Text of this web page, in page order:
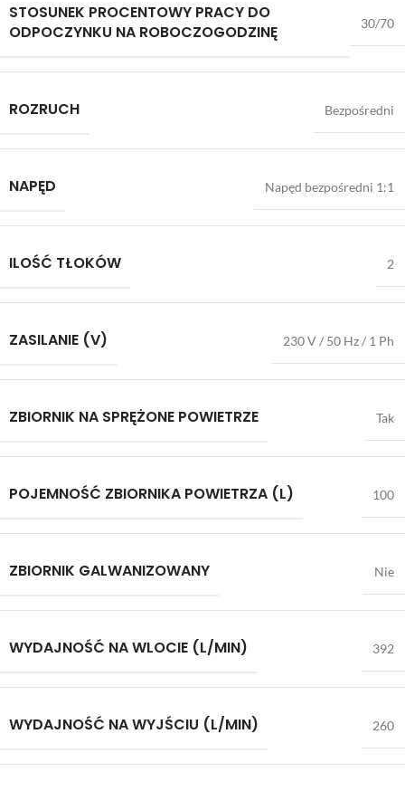
STOSUNEK PROCENTOWY PRACY DO
ODPOCZYNKU NA ROBOCZOGODZINĘ
30/70
ROZRUCH Bezpośredni
NAPĘD Napęd bezpośredni 1:1
ILOŚĆ TŁOKÓW 2
ZASILANIE (V) 230 V / 50 Hz / 1 Ph
ZBIORNIK NA SPRĘŻONE POWIETRZE Tak
POJEMNOŚĆ ZBIORNIKA POWIETRZA (L) 100
ZBIORNIK GALWANIZOWANY Nie
WYDAJNOŚĆ NA WLOCIE (L/MIN) 392
WYDAJNOŚĆ NA WYJŚCIU (L/MIN) 260